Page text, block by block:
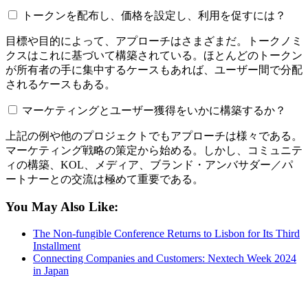
トークンを配布し、価格を設定し、利用を促すには？
目標や目的によって、アプローチはさまざまだ。トークノミ
クスはこれに基づいて構築されている。ほとんどのトークン
が所有者の手に集中するケースもあれば、ユーザー間で分配
されるケースもある。
マーケティングとユーザー獲得をいかに構築するか？
上記の例や他のプロジェクトでもアプローチは様々である。
マーケティング戦略の策定から始める。しかし、コミュニテ
ィの構築、KOL、メディア、ブランド・アンバサダー／パ
ートナーとの交流は極めて重要である。
You May Also Like:
The Non-fungible Conference Returns to Lisbon for Its Third
Installment
Connecting Companies and Customers: Nextech Week 2024
in Japan